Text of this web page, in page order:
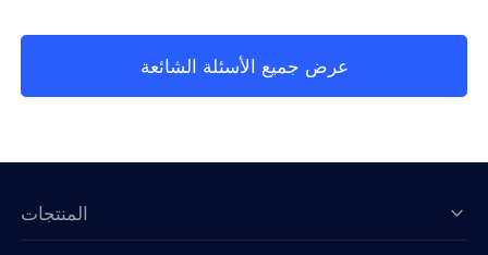
عرض جميع الأسئلة الشائعة
المنتجات